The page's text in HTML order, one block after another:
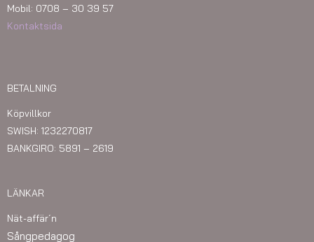
Mobil: 0708 – 30 39 57
Kontaktsida
BETALNING
Köpvillkor
SWISH: 1232270817
BANKGIRO: 5891 – 2619
LÄNKAR
Nät-affär´n
Sångpedagog